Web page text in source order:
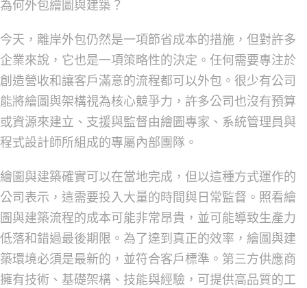
為何外包繪圖與建築？
今天，離岸外包仍然是一項節省成本的措施，但對許多
企業來說，它也是一項策略性的決定。任何需要專注於
創造營收和讓客戶滿意的流程都可以外包。很少有公司
能將繪圖與架構視為核心競爭力，許多公司也沒有預算
或資源來建立、支援與監督由繪圖專家、系統管理員與
程式設計師所組成的專屬內部團隊。
繪圖與建築確實可以在當地完成，但以這種方式運作的
公司表示，這需要投入大量的時間與日常監督。照看繪
圖與建築流程的成本可能非常昂貴，並可能導致生產力
低落和錯過最後期限。為了達到真正的效率，繪圖與建
築環境必須是最新的，並符合客戶標準。第三方供應商
擁有技術、基礎架構、技能與經驗，可提供高品質的工